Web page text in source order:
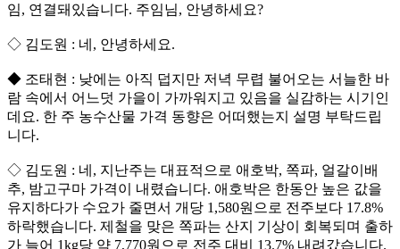
임, 연결돼있습니다. 주임님, 안녕하세요?
◇ 김도원 : 네, 안녕하세요.
◆ 조태현 : 낮에는 아직 덥지만 저녁 무렵 불어오는 서늘한 바
람 속에서 어느덧 가을이 가까워지고 있음을 실감하는 시기인
데요. 한 주 농수산물 가격 동향은 어떠했는지 설명 부탁드립
니다.
◇ 김도원 : 네, 지난주는 대표적으로 애호박, 쪽파, 얼갈이배
추, 밤고구마 가격이 내렸습니다. 애호박은 한동안 높은 값을
유지하다가 수요가 줄면서 개당 1,580원으로 전주보다 17.8%
하락했습니다. 제철을 맞은 쪽파는 산지 기상이 회복되며 출하
가 늘어 1kg당 약 7,770원으로 전주 대비 13.7% 내려갔습니다.